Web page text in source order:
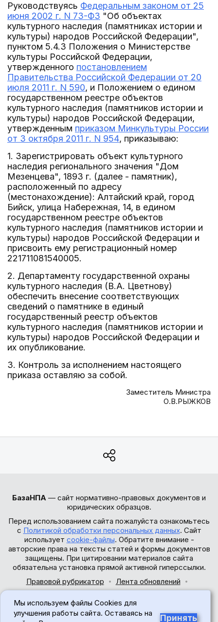
Руководствуясь Федеральным законом от 25
июня 2002 г. N 73-ФЗ "Об объектах
культурного наследия (памятниках истории и
культуры) народов Российской Федерации",
пунктом 5.4.3 Положения о Министерстве
культуры Российской Федерации,
утвержденного постановлением
Правительства Российской Федерации от 20
июля 2011 г. N 590, и Положением о едином
государственном реестре объектов
культурного наследия (памятников истории и
культуры) народов Российской Федерации,
утвержденным приказом Минкультуры России
от 3 октября 2011 г. N 954, приказываю:
1. Зарегистрировать объект культурного
наследия регионального значения "Дом
Мезенцева", 1893 г. (далее - памятник),
расположенный по адресу
(местонахождение): Алтайский край, город
Бийск, улица Набережная, 14, в едином
государственном реестре объектов
культурного наследия (памятников истории и
культуры) народов Российской Федерации и
присвоить ему регистрационный номер
221711081540005.
2. Департаменту государственной охраны
культурного наследия (В.А. Цветнову)
обеспечить внесение соответствующих
сведений о памятнике в единый
государственный реестр объектов
культурного наследия (памятников истории и
культуры) народов Российской Федерации и
их опубликование.
3. Контроль за исполнением настоящего
приказа оставляю за собой.
Заместитель Министра
О.В.РЫЖКОВ
БазаНПА — сайт нормативно-правовых документов и
юридических образцов.
Перед использованием сайта пожалуйста ознакомьтесь
с Политикой обработки персональных данных. Сайт
использует cookie-файлы. Обратите внимание -
авторские права на тексты статей и формы документов
защищены. При цитировании материалов сайта
обязательна установка прямой активной гиперссылки.
Правовой рубрикатор
Лента обновлений
© 2017-2026
Мы используем файлы Cookies для
улучшения работы сайта. Оставаясь на
Принять